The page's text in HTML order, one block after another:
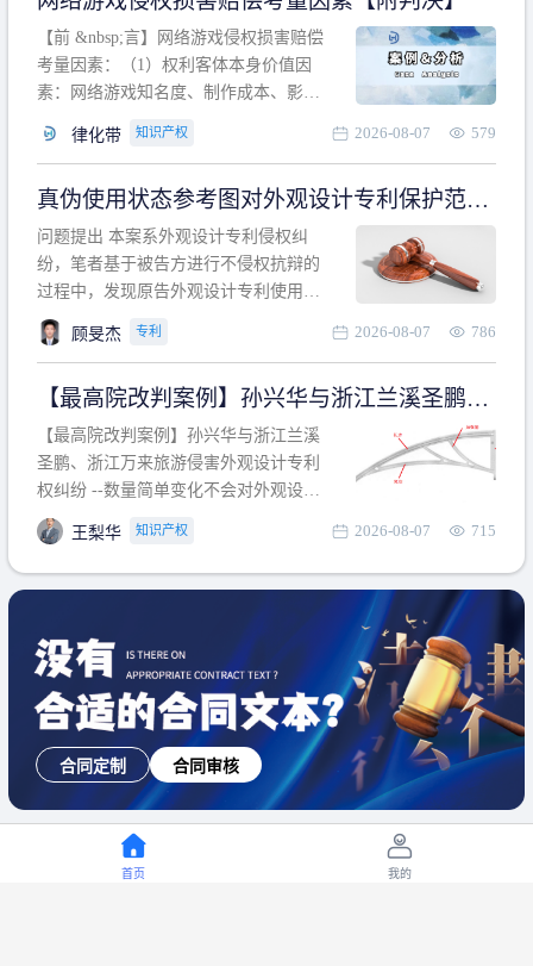
作狭义解释，一般情况下，只要依法享
有的、在本专利申请日之
【前 &nbsp;言】网络游戏侵权损害赔偿
考量因素：（1）权利客体本身价值因
素：网络游戏知名度、制作成本、影响
利角度因素：被诉侵权游戏销售数量、
人数、活跃人数、市场占用率；（3）被
告主观因素：被告的主观恶意、是否明
知或应知、是否有
律化带 知识产权 2026-08-07 579
真伪使用状态参考图对外观设计专利保护范围
的影响
问题提出 本案系外观设计专利侵权纠
纷，笔者基于被告方进行不侵权抗辩的
过程中，发现原告外观设计专利使用状
态参考图中的外观设计与被告涉案商品
的视觉效果存在显著区别。故就使用状
保护范围确定进行了研究，将办案体会
与研究过程记录如下： 简要结论： 笔者
提出使用状态参考图应以
顾旻杰 专利 2026-08-07 786
【最高院改判案例】孙兴华与浙江兰溪圣鹏、
浙江万来旅游侵害外观设计专利权纠纷
【最高院改判案例】孙兴华与浙江兰溪
圣鹏、浙江万来旅游侵害外观设计专利
权纠纷 --数量简单变化不会对外观设计
产生视觉影响，及现有设计抗辩与专利
无效再审改判可以执行回转 【承办律
师】 王梨华 浙江杭知桥律师事务所 【案
民再2
王梨华 知识产权 2026-08-07 715
合同定制 合同审核
首页 我的